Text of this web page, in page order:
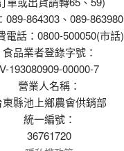
089-864303、089-863980
電話：0800-500050(市話)
食品業者登錄字號：
V-193080909-00000-7
營業人名稱：
東縣池上鄉農會供銷部
統一編號：
36761720